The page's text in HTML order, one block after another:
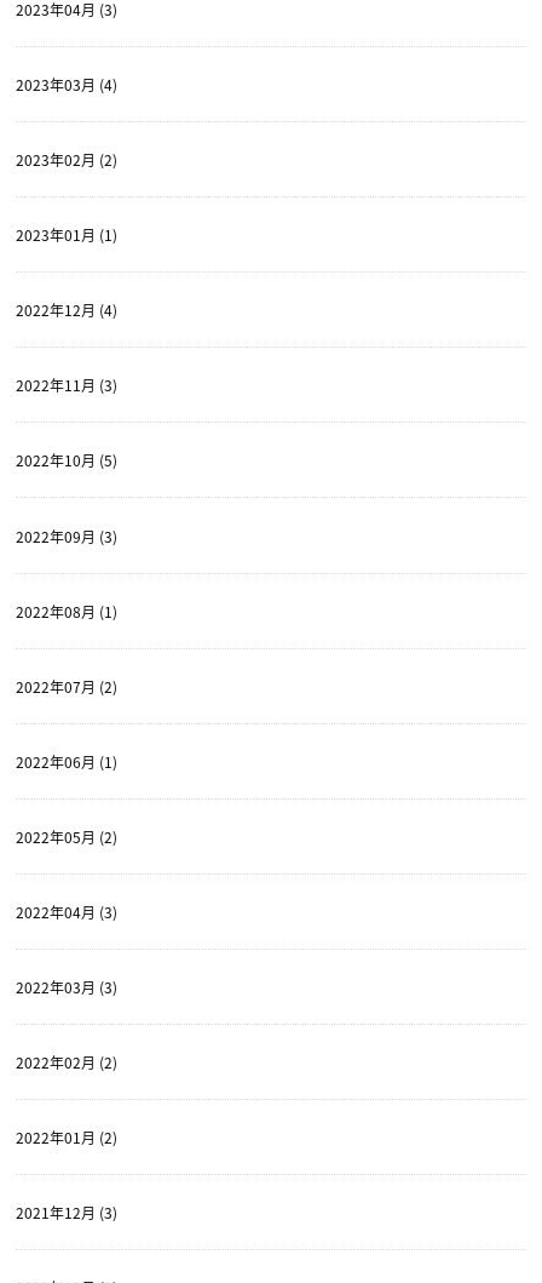
2023年04月 (3)
2023年03月 (4)
2023年02月 (2)
2023年01月 (1)
2022年12月 (4)
2022年11月 (3)
2022年10月 (5)
2022年09月 (3)
2022年08月 (1)
2022年07月 (2)
2022年06月 (1)
2022年05月 (2)
2022年04月 (3)
2022年03月 (3)
2022年02月 (2)
2022年01月 (2)
2021年12月 (3)